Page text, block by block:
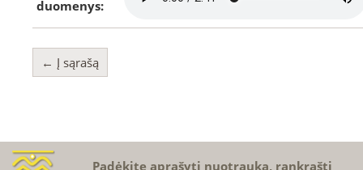
duomenys:
← Į sąrašą
Padėkite aprašyti nuotrauką, rankraštį